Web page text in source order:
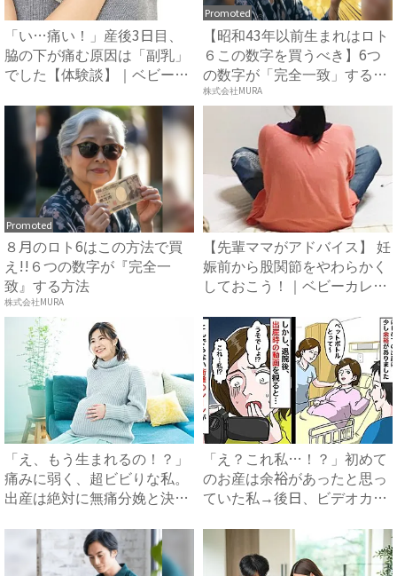
「い…痛い！」産後3日目、
脇の下が痛む原因は「副乳」
でした【体験談】｜ベビーカ
Promoted
【昭和43年以前生まれはロト
６この数字を買うべき】6つ
の数字が「完全一致」する
方...
株式会社MURA
Promoted
８月のロト6はこの方法で買
え!!６つの数字が『完全一
致』する方法
株式会社MURA
【先輩ママがアドバイス】 妊
娠前から股関節をやわらかく
しておこう！｜ベビーカレ
「え、もう生まれるの！？」
痛みに弱く、超ビビりな私。
出産は絶対に無痛分娩と決め
「え？これ私…！？」初めて
のお産は余裕があったと思っ
ていた私→後日、ビデオカメ